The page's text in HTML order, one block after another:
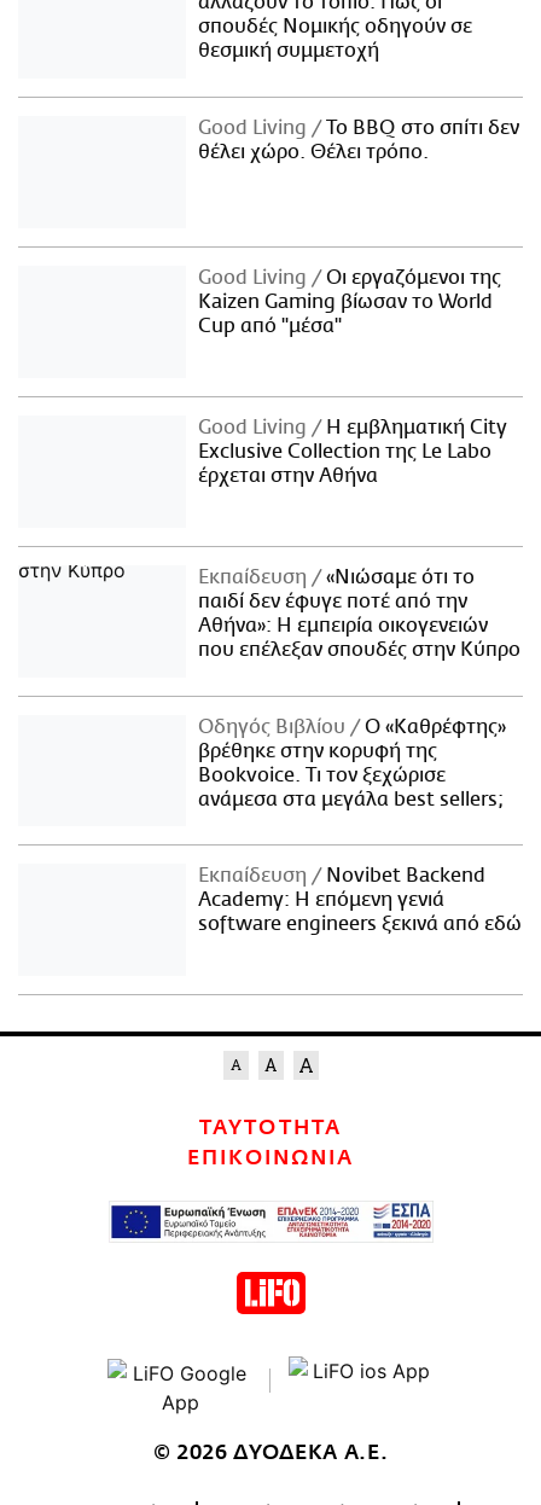
σπουδές Νομικής οδηγούν σε
θεσμική συμμετοχή
Good Living
Το BBQ στο σπίτι δεν
θέλει χώρο. Θέλει τρόπο.
Good Living
Οι εργαζόμενοι της
Kaizen Gaming βίωσαν το World
Cup από "μέσα"
Good Living
Η εμβληματική City
Exclusive Collection της Le Labo
έρχεται στην Αθήνα
Εκπαίδευση
«Νιώσαμε ότι το
παιδί δεν έφυγε ποτέ από την
Αθήνα»: Η εμπειρία οικογενειών
που επέλεξαν σπουδές στην Κύπρο
Οδηγός Βιβλίου
Ο «Καθρέφτης»
βρέθηκε στην κορυφή της
Bookvoice. Τι τον ξεχώρισε
ανάμεσα στα μεγάλα best sellers;
Εκπαίδευση
Novibet Backend
Academy: Η επόμενη γενιά
software engineers ξεκινά από εδώ
ΤΑΥΤΟΤΗΤΑ
ΕΠΙΚΟΙΝΩΝΙΑ
© 2026 ΔΥΟΔΕΚΑ Α.Ε.